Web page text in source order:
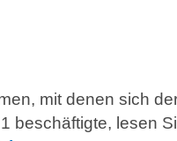
mit denen sich
beschäftigte, lesen